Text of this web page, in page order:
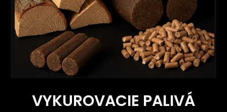
VYKUROVACIE PALIVÁ